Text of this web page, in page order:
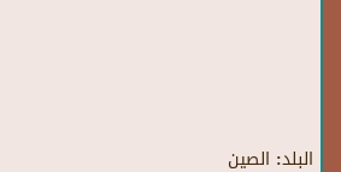
البلد: الصين